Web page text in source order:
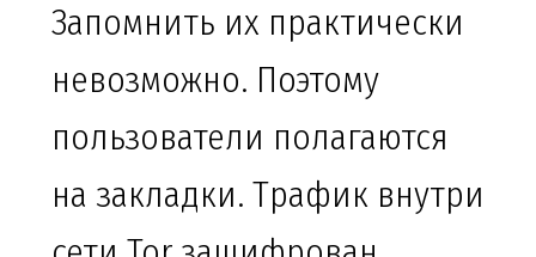
Запомнить их практически
невозможно. Поэтому
пользователи полагаются
на закладки. Трафик внутри